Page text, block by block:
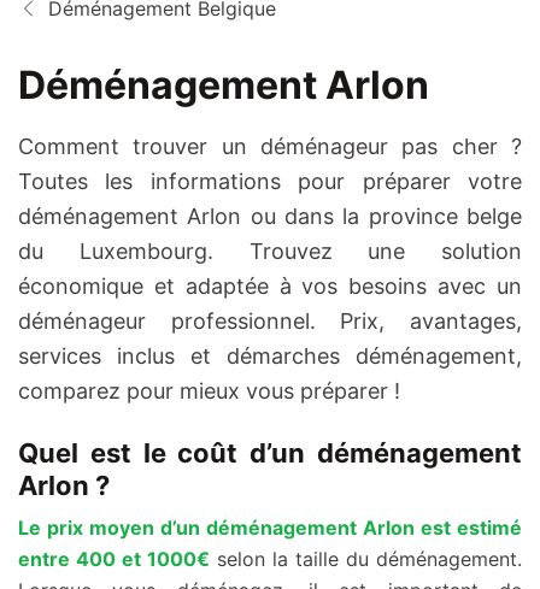
Déménagement Belgique
Déménagement Arlon
Comment trouver un déménageur pas cher ?
Toutes les informations pour préparer votre
déménagement Arlon ou dans la province belge
du Luxembourg. Trouvez une solution
économique et adaptée à vos besoins avec un
déménageur professionnel. Prix, avantages,
services inclus et démarches déménagement,
comparez pour mieux vous préparer !
Quel est le coût d’un déménagement
Arlon ?
Le prix moyen d’un déménagement Arlon est estimé
entre 400 et 1000€ selon la taille du déménagement.